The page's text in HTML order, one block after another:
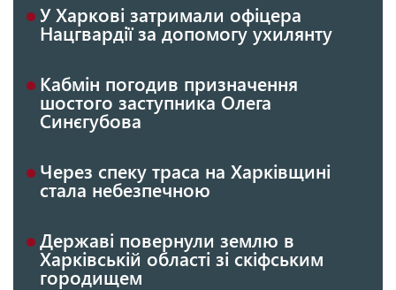
У Харкові затримали офіцера
Нацгвардії за допомогу ухилянту
Кабмін погодив призначення
шостого заступника Олега
Синєгубова
Через спеку траса на Харківщині
стала небезпечною
Державі повернули землю в
Харківській області зі скіфським
городищем